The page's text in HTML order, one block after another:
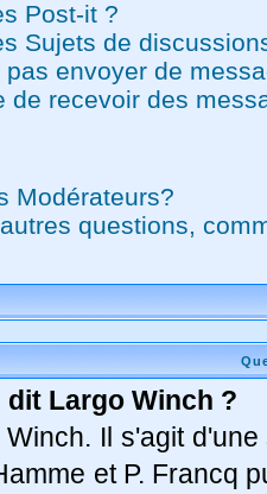
Post-it ?
Sujets de
envoyer de
de recevoir des
Modérateurs?
questions,
dit Largo Winch ?
Il s'agit
et P. Francq